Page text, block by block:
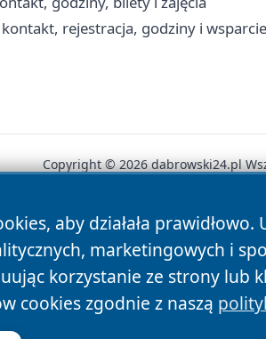
rejestracja, godziny i
aby działała
marketingowych i
korzystanie ze strony lub
cookies zgodnie z naszą
Copyright © 2026 dabrowski24.pl
News Autorzy Polityka